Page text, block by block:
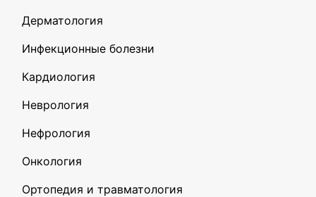
Дерматология
Инфекционные болезни
Кардиология
Неврология
Нефрология
Онкология
Ортопедия и травматология